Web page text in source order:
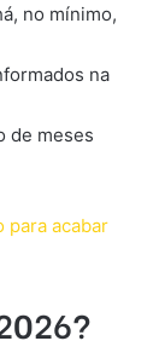
no mínimo,
na
de meses
para acabar